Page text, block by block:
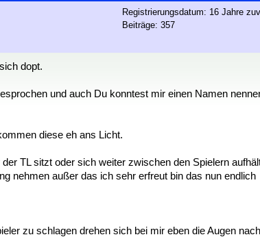
Registrierungsdatum: 16 Jahre
Beiträge: 357
dopt.
und auch Du konntest mir einen Namen
diese eh ans Licht.
TL sitzt oder sich weiter zwischen den Spielern
nehmen außer das ich sehr erfreut bin das nun endlich
zu schlagen drehen sich bei mir eben die Augen nach